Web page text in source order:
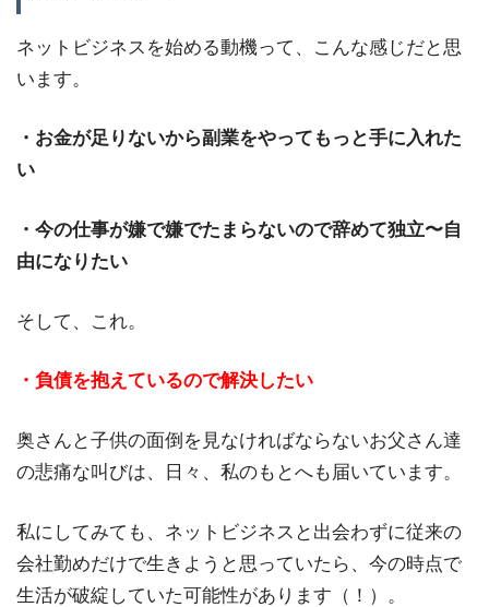
ネットビジネスを始める動機って、こんな感じだと思
います。
・お金が足りないから副業をやってもっと手に入れた
い
・今の仕事が嫌で嫌でたまらないので辞めて独立〜自
由になりたい
そして、これ。
・負債を抱えているので解決したい
奥さんと子供の面倒を見なければならないお父さん達
の悲痛な叫びは、日々、私のもとへも届いています。
私にしてみても、ネットビジネスと出会わずに従来の
会社勤めだけで生きようと思っていたら、今の時点で
生活が破綻していた可能性があります（！）。